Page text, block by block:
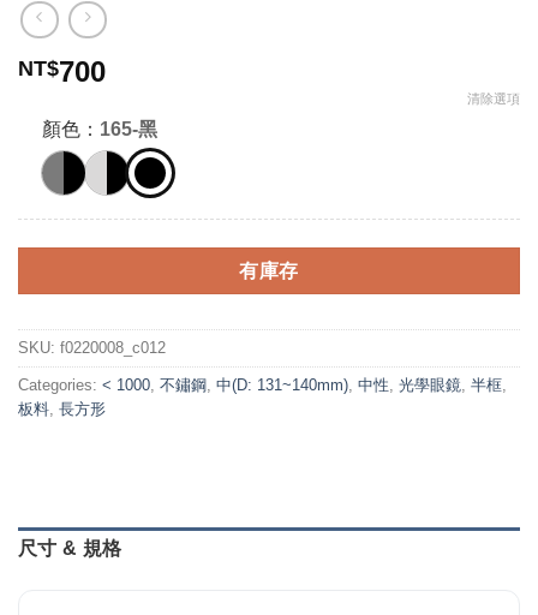
NT$700
顏色： 165-黑
清除選項
有庫存
SKU: f0220008_c012
Categories: < 1000, 不鏽鋼, 中(D: 131~140mm), 中性, 光學眼鏡, 半框,
板料, 長方形
尺寸 & 規格